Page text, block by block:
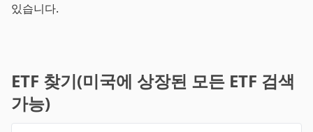
있습니다.
ETF 찾기(미국에 상장된 모든 ETF 검색
가능)